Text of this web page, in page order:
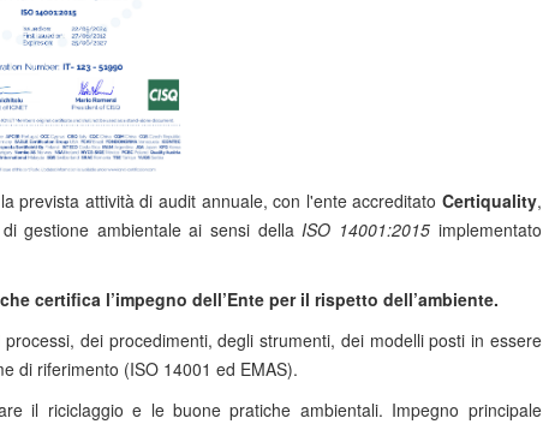
prevista attività di audit annuale, con l'ente accreditato Certiquality,
gestione ambientale ai sensi della ISO 14001:2015 implementato
certifica l’impegno dell’Ente per il rispetto dell’ambiente.
dei procedimenti, degli strumenti, dei modelli posti in essere
di riferimento (ISO 14001 ed EMAS).
il riciclaggio e le buone pratiche ambientali. Impegno principale